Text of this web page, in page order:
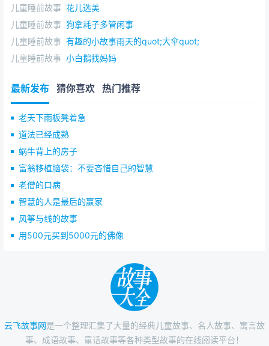
儿童睡前故事 花儿选美
儿童睡前故事 狗拿耗子多管闲事
儿童睡前故事 有趣的小故事雨天的quot;大伞quot;
儿童睡前故事 小白鹅找妈妈
最新发布 猜你喜欢 热门推荐
老天下雨板凳着急
道法已经成熟
蜗牛背上的房子
富翁移植脑袋：不要吝惜自己的智慧
老僧的口病
智慧的人是最后的赢家
风筝与线的故事
用500元买到5000元的佛像
云飞故事网是一个整理汇集了大量的经典儿童故事、名人故事、寓言故
事、成语故事、童话故事等各种类型故事的在线阅读平台！